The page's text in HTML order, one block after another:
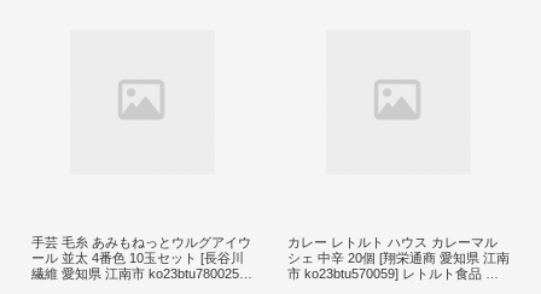
手芸 毛糸 あみもねっとウルグアイウ
ール 並太 4番色 10玉セット [長谷川
繊維 愛知県 江南市 ko23btu780025]
カレー レトルト ハウス カレーマル
シェ 中辛 20個 [翔栄通商 愛知県 江南
市 ko23btu570059] レトルト食品 レ